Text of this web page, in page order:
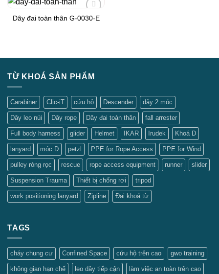
Add to
Dây đai toàn thân G-0030-E
TỪ KHOÁ SẢN PHẨM
Carabiner Clic-iT cứu hộ Descender dây 2 móc
Dây leo núi Dây rope Dây đai toàn thân fall arrester
Full body harness glider Helmet IKAR Irudek Khoá D
lanyard móc D petzl PPE for Rope Access PPE for Wind
pulley ròng rọc rescue rope access equipment runner slider
Suspension Trauma Thiết bị chống rơi tripod
work positioning lanyard Zipline Đai khoá từ
TAGS
cháy chung cư Confined Space cứu hộ trên cao gwo training
không gian hạn chế leo dây tiếp cận làm việc an toàn trên cao